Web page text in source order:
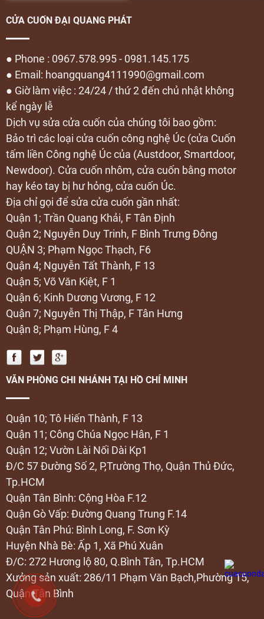
CỬA CUỐN ĐẠI QUANG PHÁT
● Phone : 0967.578.995 - 0981.145.175
● Email: hoangquang4111990@gmail.com
● Giờ làm việc : 24/24 / thứ 2 đến chủ nhật không
kể ngày lễ
Dịch vụ sửa cửa cuốn của chúng tôi bao gồm:
Bảo trì các loại cửa cuốn công nghệ Úc (cửa Cuốn
tấm liền Công nghệ Úc của (Austdoor, Smartdoor,
Newdoor). Cửa cuốn nhôm, cửa cuốn bằng motor
hay kéo tay bị hư hỏng, cửa cuốn Úc.
Địa chỉ gọi để sửa cửa cuốn gần nhất:
Quận 1; Trần Quang Khải, F Tân Định
Quận 2; Nguyễn Duy Trinh, F Bình Trưng Đông
QUẬN 3; Phạm Ngọc Thạch, F6
Quận 4; Nguyễn Tất Thành, F 13
Quận 5; Võ Văn Kiệt, F 1
Quận 6; Kinh Dương Vương, F 12
Quận 7; Nguyễn Thị Thập, F Tân Hưng
Quận 8; Phạm Hùng, F 4
VĂN PHÒNG CHI NHÁNH TẠI HỒ CHÍ MINH
Quận 10; Tô Hiến Thành, F 13
Quận 11; Công Chúa Ngọc Hân, F 1
Quận 12; Vườn Lài Nối Dài Kp1
Đ/C 57 Đường Số 2, P,Trường Thọ, Quận Thủ Đức,
Tp.HCM
Quận Tân Bình: Cộng Hòa F.12
Quận Gò Vấp: Đường Quang Trung F.14
Quận Tân Phú: Bình Long, F. Sơn Kỳ
Huyện Nhà Bè: Ấp 1, Xã Phú Xuân
Đ/C: 272 Hương lộ 80, Q.Bình Tân, Tp.HCM
Xưởng sản xuất: 286/11 Phạm Văn Bạch,Phường 15,
Quận Tân Bình